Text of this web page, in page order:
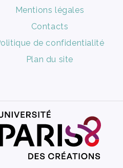
Mentions légales
Contacts
de confidentialité
Plan du site